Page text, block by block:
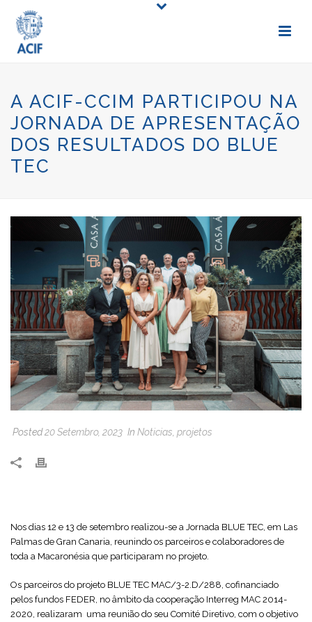
A ACIF-CCIM PARTICIPOU NA
JORNADA DE APRESENTAÇÃO
DOS RESULTADOS DO BLUE
TEC
Posted20 Setembro, 2023 In Noticias projetos
Nos dias 12 e 13 de setembro realizou-se a Jornada BLUE TEC, em Las
Palmas de Gran Canaria, reunindo os parceiros e colaboradores de
toda a Macaronésia que participaram no projeto.
Os parceiros do projeto BLUE TEC MAC/3-2.D/288, cofinanciado
pelos fundos FEDER, no âmbito da cooperação Interreg MAC 2014-
2020, realizaram uma reunião do seu Comité Diretivo, com o objetivo